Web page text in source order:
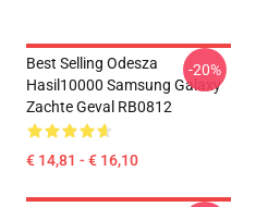
Best Selling Odesza
Hasil10000 Samsung Galaxy
Zachte Geval RB0812
€ 14,81 - € 16,10
-20%